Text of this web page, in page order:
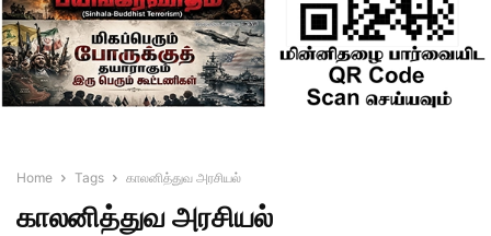
Home Tags காலனித்துவ அரசியல்
காலனித்துவ அரசியல்